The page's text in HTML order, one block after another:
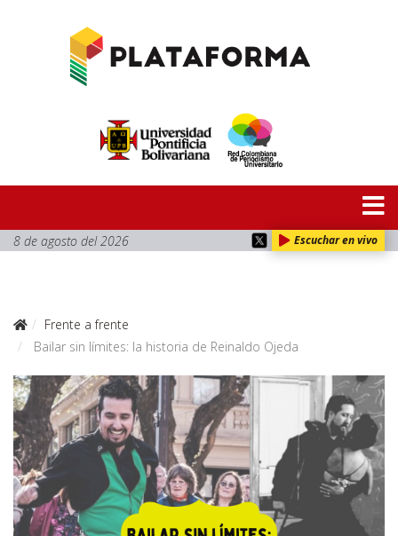
8 de agosto del 2026 Escuchar en vivo
Frente a frente
Bailar sin límites: la historia de Reinaldo Ojeda